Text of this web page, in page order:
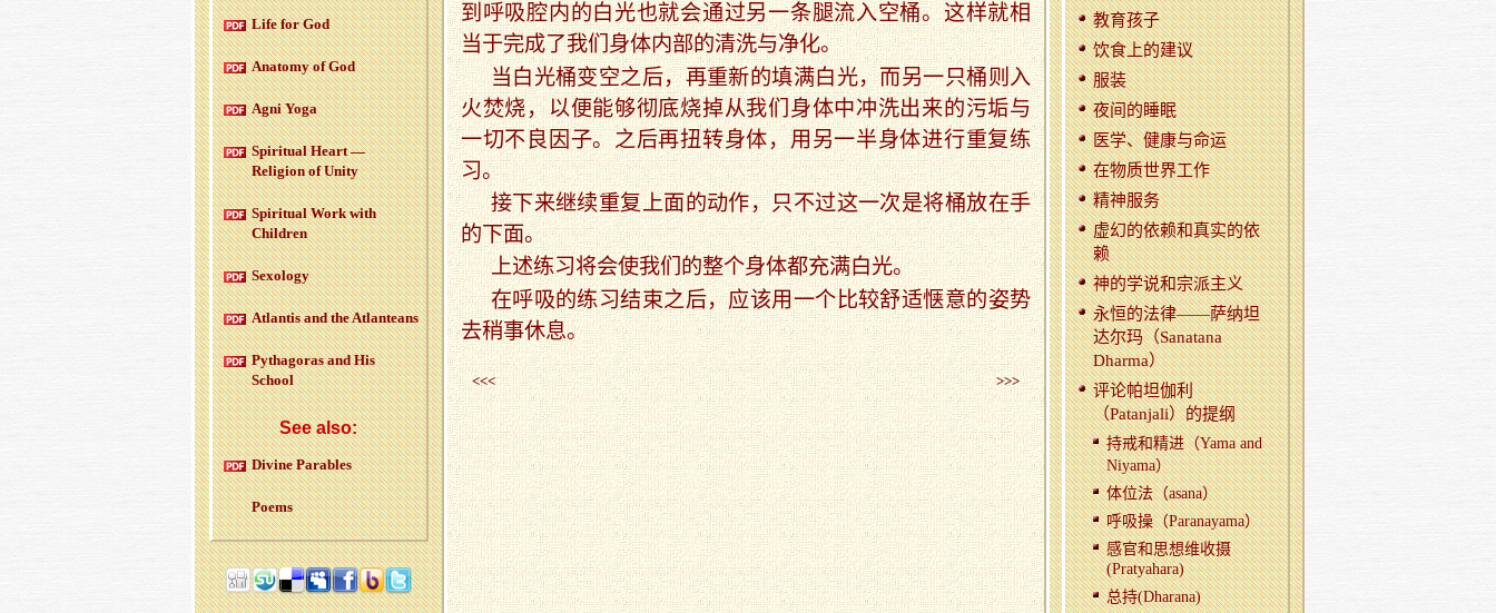
到呼吸腔内的白光也就会通过另一条腿流入空桶。这样就相
当于完成了我们身体内部的清洗与净化。
当白光桶变空之后，再重新的填满白光，而另一只桶则入
火焚烧，以便能够彻底烧掉从我们身体中冲洗出来的污垢与
一切不良因子。之后再扭转身体，用另一半身体进行重复练
习。
接下来继续重复上面的动作，只不过这一次是将桶放在手
的下面。
上述练习将会使我们的整个身体都充满白光。
在呼吸的练习结束之后，应该用一个比较舒适惬意的姿势
去稍事休息。
<<< >>>
教育孩子
饮食上的建议
服装
夜间的睡眠
医学、健康与命运
在物质世界工作
精神服务
虚幻的依赖和真实的依
赖
神的学说和宗派主义
永恒的法律——萨纳坦
达尔玛（Sanatana
Dharma）
评论帕坦伽利
（Patanjali）的提纲
持戒和精进（Yama and
Niyama）
体位法（asana）
呼吸操（Paranayama）
感官和思想维收摄
(Pratyahara)
总持(Dharana)
Life for God
Anatomy of God
Agni Yoga
Spiritual Heart —
Religion of Unity
Spiritual Work with
Children
Sexology
Atlantis and the Atlanteans
Pythagoras and His
School
See also:
Divine Parables
Poems